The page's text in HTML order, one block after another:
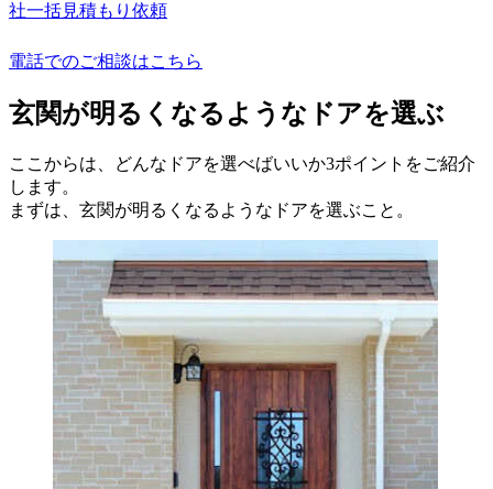
社一括見積もり依頼
電話でのご相談はこちら
玄関が明るくなるようなドアを選ぶ
ここからは、どんなドアを選べばいいか3ポイントをご紹介
します。
まずは、玄関が明るくなるようなドアを選ぶこと。